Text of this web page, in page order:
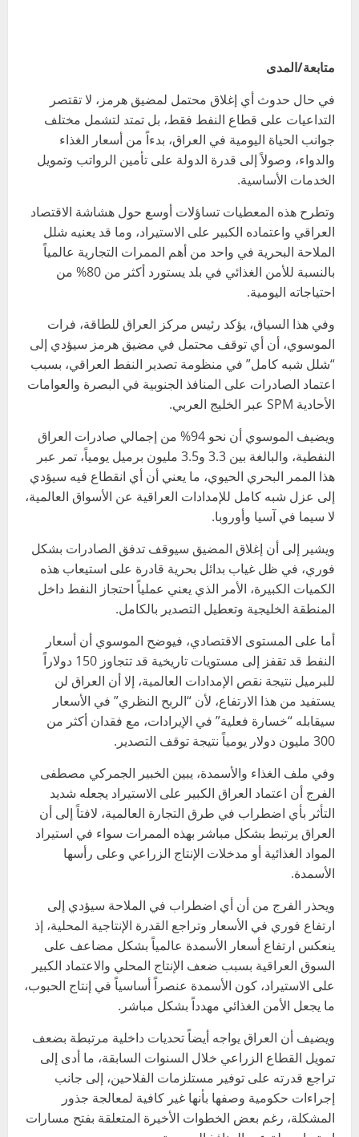
متابعة/المدى
في حال حدوث أي إغلاق محتمل لمضيق هرمز، لا تقتصر
التداعيات على قطاع النفط فقط، بل تمتد لتشمل مختلف
جوانب الحياة اليومية في العراق، بدءاً من أسعار الغذاء
والدواء، وصولاً إلى قدرة الدولة على تأمين الرواتب وتمويل
الخدمات الأساسية.
وتطرح هذه المعطيات تساؤلات أوسع حول هشاشة الاقتصاد
العراقي واعتماده الكبير على الاستيراد، وما قد يعنيه شلل
الملاحة البحرية في واحد من أهم الممرات التجارية عالمياً
بالنسبة للأمن الغذائي في بلد يستورد أكثر من 80% من
احتياجاته اليومية.
وفي هذا السياق، يؤكد رئيس مركز العراق للطاقة، فرات
الموسوي، أن أي توقف محتمل في مضيق هرمز سيؤدي إلى
“شلل شبه كامل” في منظومة تصدير النفط العراقي، بسبب
اعتماد الصادرات على المنافذ الجنوبية في البصرة والعوامات
الأحادية SPM عبر الخليج العربي.
ويضيف الموسوي أن نحو 94% من إجمالي صادرات العراق
النفطية، والبالغة بين 3.3 و3.5 مليون برميل يومياً، تمر عبر
هذا الممر البحري الحيوي، ما يعني أن أي انقطاع فيه سيؤدي
إلى عزل شبه كامل للإمدادات العراقية عن الأسواق العالمية،
لا سيما في آسيا وأوروبا.
ويشير إلى أن إغلاق المضيق سيوقف تدفق الصادرات بشكل
فوري، في ظل غياب بدائل بحرية قادرة على استيعاب هذه
الكميات الكبيرة، الأمر الذي يعني عملياً احتجاز النفط داخل
المنطقة الخليجية وتعطيل التصدير بالكامل.
أما على المستوى الاقتصادي، فيوضح الموسوي أن أسعار
النفط قد تقفز إلى مستويات تاريخية قد تتجاوز 150 دولاراً
للبرميل نتيجة نقص الإمدادات العالمية، إلا أن العراق لن
يستفيد من هذا الارتفاع، لأن “الربح النظري” في الأسعار
سيقابله “خسارة فعلية” في الإيرادات، مع فقدان أكثر من
300 مليون دولار يومياً نتيجة توقف التصدير.
وفي ملف الغذاء والأسمدة، يبين الخبير الجمركي مصطفى
الفرج أن اعتماد العراق الكبير على الاستيراد يجعله شديد
التأثر بأي اضطراب في طرق التجارة العالمية، لافتاً إلى أن
العراق يرتبط بشكل مباشر بهذه الممرات سواء في استيراد
المواد الغذائية أو مدخلات الإنتاج الزراعي وعلى رأسها
الأسمدة.
ويحذر الفرج من أن أي اضطراب في الملاحة سيؤدي إلى
ارتفاع فوري في الأسعار وتراجع القدرة الإنتاجية المحلية، إذ
ينعكس ارتفاع أسعار الأسمدة عالمياً بشكل مضاعف على
السوق العراقية بسبب ضعف الإنتاج المحلي والاعتماد الكبير
على الاستيراد، كون الأسمدة عنصراً أساسياً في إنتاج الحبوب،
ما يجعل الأمن الغذائي مهدداً بشكل مباشر.
ويضيف أن العراق يواجه أيضاً تحديات داخلية مرتبطة بضعف
تمويل القطاع الزراعي خلال السنوات السابقة، ما أدى إلى
تراجع قدرته على توفير مستلزمات الفلاحين، إلى جانب
إجراءات حكومية وصفها بأنها غير كافية لمعالجة جذور
المشكلة، رغم بعض الخطوات الأخيرة المتعلقة بفتح مسارات